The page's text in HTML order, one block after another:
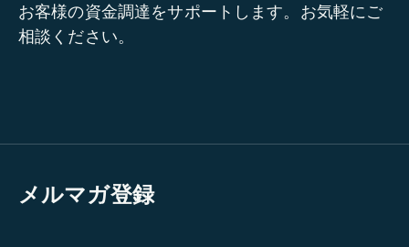
お客様の資金調達をサポートします。お気軽にご
相談ください。
メルマガ登録